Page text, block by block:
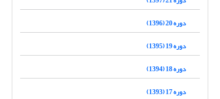
دوره 20 (1396)
دوره 19 (1395)
دوره 18 (1394)
دوره 17 (1393)